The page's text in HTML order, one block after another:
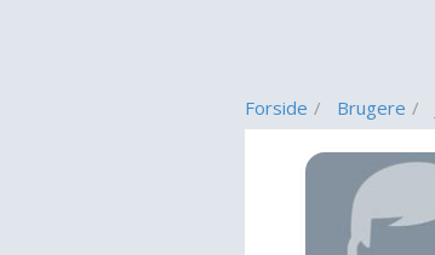
Forside Brugere